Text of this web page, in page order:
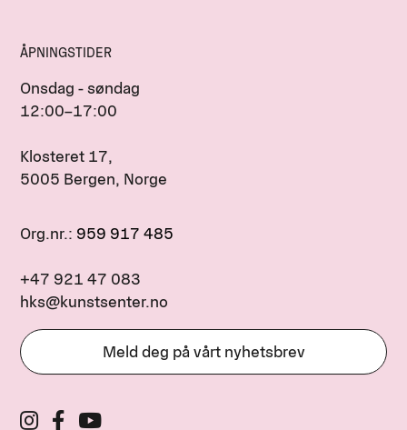
ÅPNINGSTIDER
Onsdag - søndag
12:00–17:00
Klosteret 17,
5005 Bergen, Norge
Org.nr.: 959 917 485
+47 921 47 083
hks@kunstsenter.no
Meld deg på vårt nyhetsbrev